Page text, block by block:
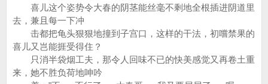
喜儿这个姿势令大春的阴茎能丝毫不剩地全根插进阴道里
去，兼且每一下冲
击都把龟头狠狠地撞到子宫口，这样的干法，初嚐禁果的
喜儿又岂能捱受得住？
只消半袋烟工夫，那令人回味不已的快美感觉又再卷土重
来，她不胜负荷地呻吟